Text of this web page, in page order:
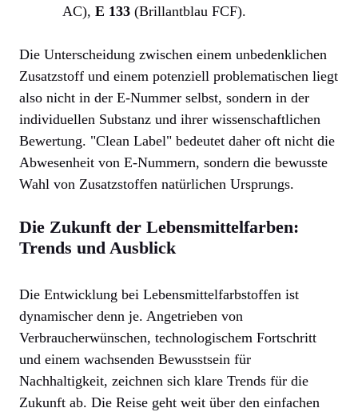
AC), E 133 (Brillantblau FCF).
Die Unterscheidung zwischen einem unbedenklichen
Zusatzstoff und einem potenziell problematischen liegt
also nicht in der E-Nummer selbst, sondern in der
individuellen Substanz und ihrer wissenschaftlichen
Bewertung. "Clean Label" bedeutet daher oft nicht die
Abwesenheit von E-Nummern, sondern die bewusste
Wahl von Zusatzstoffen natürlichen Ursprungs.
Die Zukunft der Lebensmittelfarben:
Trends und Ausblick
Die Entwicklung bei Lebensmittelfarbstoffen ist
dynamischer denn je. Angetrieben von
Verbraucherwünschen, technologischem Fortschritt
und einem wachsenden Bewusstsein für
Nachhaltigkeit, zeichnen sich klare Trends für die
Zukunft ab. Die Reise geht weit über den einfachen